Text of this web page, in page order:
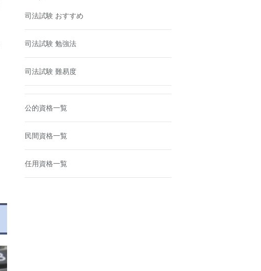
司法試験 おすすめ
司法試験 勉強法
司法試験 難易度
公的資格一覧
民間資格一覧
任用資格一覧